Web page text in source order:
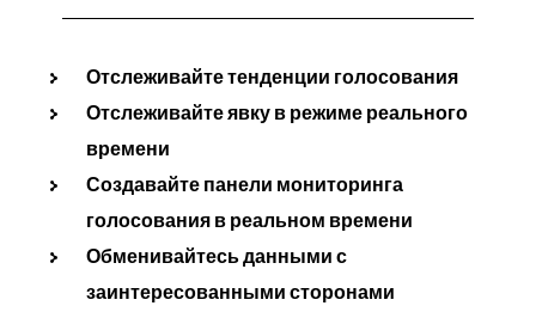
Отслеживайте тенденции голосования
Отслеживайте явку в режиме реального
времени
Создавайте панели мониторинга
голосования в реальном времени
Обменивайтесь данными с
заинтересованными сторонами